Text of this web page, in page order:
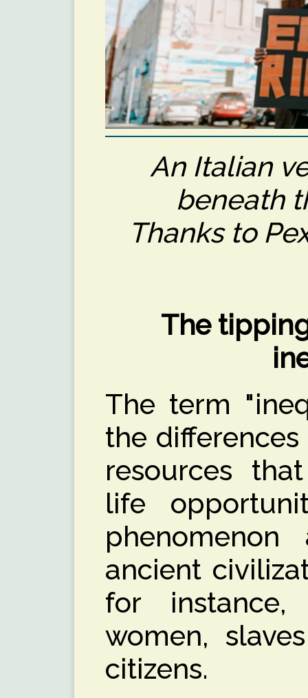
An Italian
beneath
Thanks to
The
The term
the
resources
life
ancient
for
women,
citizens.